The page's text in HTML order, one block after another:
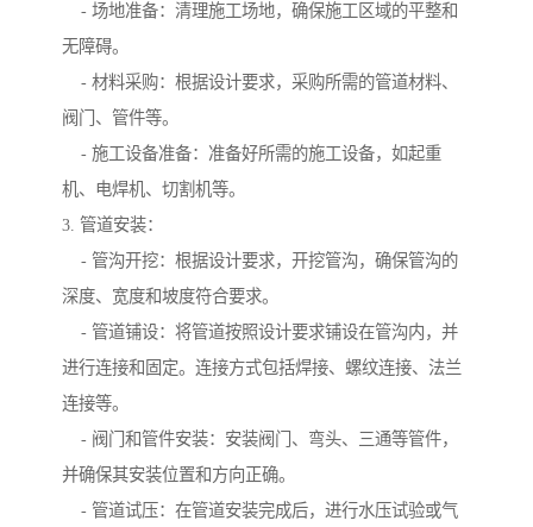
- 场地准备：清理施工场地，确保施工区域的平整和
无障碍。
- 材料采购：根据设计要求，采购所需的管道材料、
阀门、管件等。
- 施工设备准备：准备好所需的施工设备，如起重
机、电焊机、切割机等。
3. 管道安装：
- 管沟开挖：根据设计要求，开挖管沟，确保管沟的
深度、宽度和坡度符合要求。
- 管道铺设：将管道按照设计要求铺设在管沟内，并
进行连接和固定。连接方式包括焊接、螺纹连接、法兰
连接等。
- 阀门和管件安装：安装阀门、弯头、三通等管件，
并确保其安装位置和方向正确。
- 管道试压：在管道安装完成后，进行水压试验或气